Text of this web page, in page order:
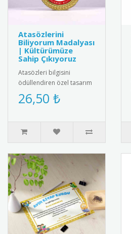
Atasözlerini
Biliyorum Madalyası
| Kültürümüze
Sahip Çıkıyoruz
Atasözleri bilgisini
ödüllendiren özel tasarım
madalya. Türk kültürünü
yaşatmak ve dil
26,50 ₺